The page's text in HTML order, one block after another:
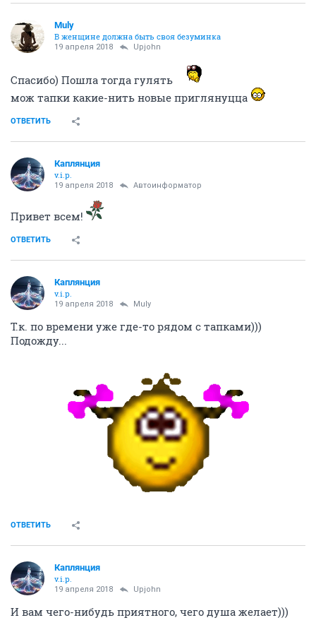
Muly
В женщине должна быть своя безyминка
19 апреля 2018 Upjohn
Спасибо) Пошла тогда гулять
мож тапки какие-нить новые приглянуцца
ОТВЕТИТЬ
Каплянция
v.i.p.
19 апреля 2018 Автоинформатор
Привет всем!
ОТВЕТИТЬ
Каплянция
v.i.p.
19 апреля 2018 Muly
Т.к. по времени уже где-то рядом с тапками)))
Подожду...
ОТВЕТИТЬ
Каплянция
v.i.p.
19 апреля 2018 Upjohn
И вам чего-нибудь приятного, чего душа желает)))